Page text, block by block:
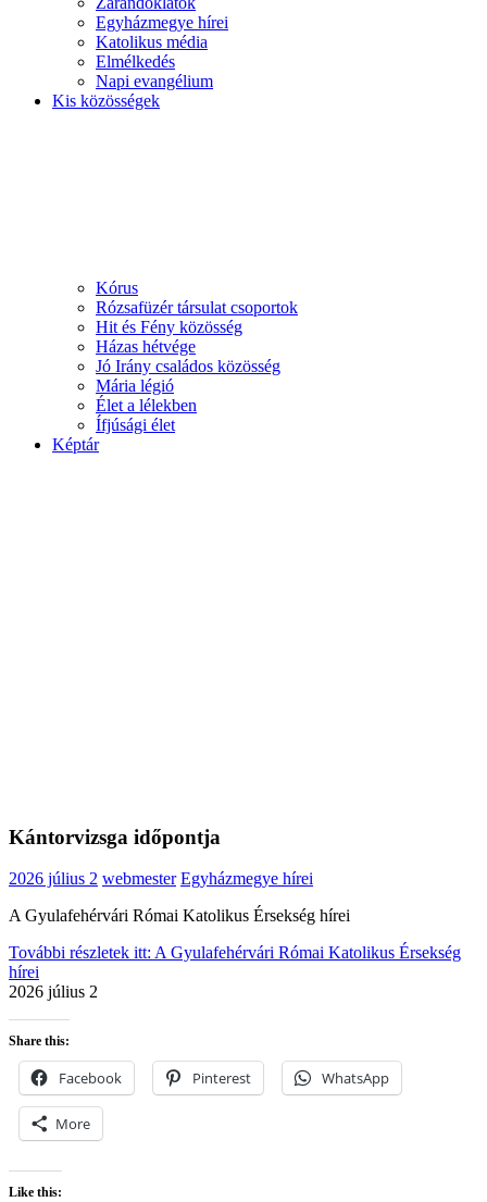
Egyházmegye hírei
Katolikus média
Elmélkedés
Napi evangélium
Kis közösségek
Kórus
Rózsafüzér társulat csoportok
Hit és Fény közösség
Házas hétvége
Jó Irány családos közösség
Mária légió
Élet a lélekben
Ífjúsági élet
Képtár
Kántorvizsga időpontja
2026 július 2 webmester Egyházmegye hírei
A Gyulafehérvári Római Katolikus Érsekség hírei
További részletek itt: A Gyulafehérvári Római Katolikus Érsekség
hírei
2026 július 2
Share this:
Facebook Pinterest WhatsApp
More
Like this: